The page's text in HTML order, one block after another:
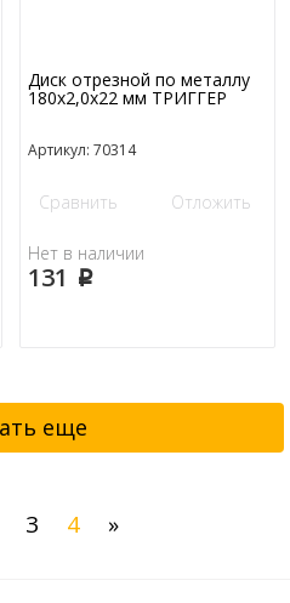
Диск отрезной по металлу
180х2,0х22 мм ТРИГГЕР
Артикул: 70314
Сравнить Отложить
Нет в наличии
131 p
еще
3 4 »Next